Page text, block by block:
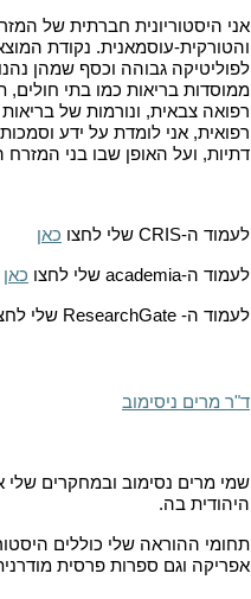
אני היסטוריונית חברתית של
והטורקית-עוסמאנית. נקודת
לפוליטיקה גבוהה וכסף שמהן
ממוסדות בריאות כמו בתי חולים,
רפואה צבאית, ונורמות של
רפואית, אני לומדת על ידע
דתיות, ועל האופן שבו בני
לעמוד ה-CRIS שלי לחצו כאן
לעמוד ה-academia שלי לחצו כאן
לעמוד ה- ResearchGate שלי
ד"ר מרים ניסימוב
שמי מרים נסימוב ובמחקרים שלי
היהודית בה.
תחומי ההוראה שלי כוללים
אפריקה וגם ספרות פרסית